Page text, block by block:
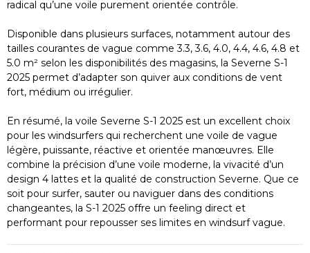
radical qu’une voile purement orientée contrôle.
Disponible dans plusieurs surfaces, notamment autour des
tailles courantes de vague comme 3.3, 3.6, 4.0, 4.4, 4.6, 4.8 et
5.0 m² selon les disponibilités des magasins, la Severne S-1
2025 permet d’adapter son quiver aux conditions de vent
fort, médium ou irrégulier.
En résumé, la voile Severne S-1 2025 est un excellent choix
pour les windsurfers qui recherchent une voile de vague
légère, puissante, réactive et orientée manœuvres. Elle
combine la précision d’une voile moderne, la vivacité d’un
design 4 lattes et la qualité de construction Severne. Que ce
soit pour surfer, sauter ou naviguer dans des conditions
changeantes, la S-1 2025 offre un feeling direct et
performant pour repousser ses limites en windsurf vague.